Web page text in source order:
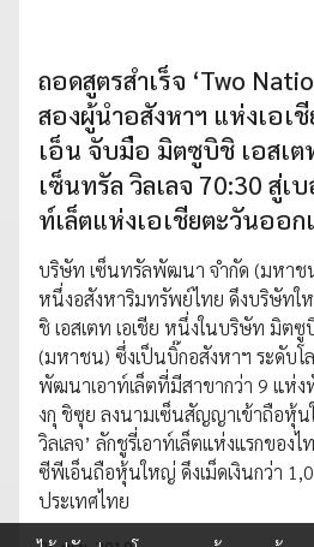
ถอดสูตรสำเร็จ ‘Two
สองผู้นำอสังหาฯ แห่งเอเ
เอ็น จับมือ มิตซูบิชิ เอสเต
เซ็นทรัล วิลเลจ 70:30 สู่เ
ท์เล็ตแห่งเอเชียตะวันออก
บริษัท เซ็นทรัลพัฒนา จำกัด (มหาช
หนึ่งอสังหาริมทรัพย์ไทย ดึงบริษัท
ชิ เอสเตท เอเชีย หนึ่งในบริษัท มิตซู
(มหาชน) ซึ่งเป็นบิ๊กอสังหาฯ ระดับโ
พัฒนาเอาท์เล็ตที่มีสาขากว่า 9 แห่
งกุ ชิซุย ลงนามเซ็นสัญญาเข้าถือหุ้นใ
วิลเลจ’ ลักชูรี่เอาท์เล็ตแห่งแรกของ
ซีพีเอ็นถือหุ้นใหญ่ ดึงเม็ดเงินกว่า
ประเทศไทย